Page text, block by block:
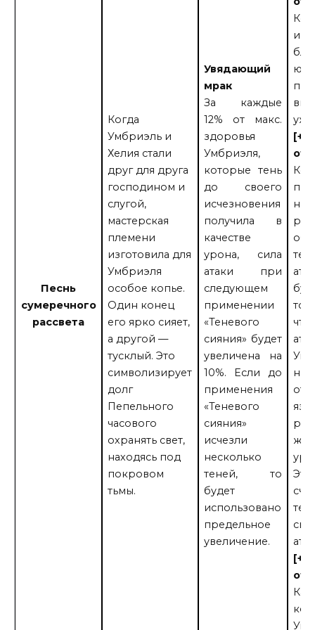
Песнь
сумеречного
рассвета
Когда
Умбриэль и
Хелия стали
друг для друга
господином и
слугой,
мастерская
племени
изготовила для
Умбриэля
особое копье.
Один конец
его ярко сияет,
а другой —
тусклый. Это
символизирует
долг
Пепельного
часового
охранять свет,
находясь под
покровом
тьмы.
Увядающий
мрак
За каждые
12% от макс.
здоровья
Умбриэля,
которые тень
до своего
исчезновения
получила в
качестве
урона, сила
атаки при
следующем
применении
«Теневого
сияния» будет
увеличена на
10%. Если до
применения
«Теневого
сияния»
исчезли
несколько
теней, то
будет
использовано
предельное
увеличение.
тот
от
же
Эти